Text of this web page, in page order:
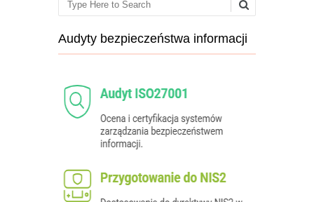
Search
Audyty bezpieczeństwa informacji